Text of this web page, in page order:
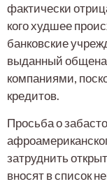
фактически
кого худшее
банковские
выданный
компаниями,
кредитов.
Просьба о
затруднить
вносят в список